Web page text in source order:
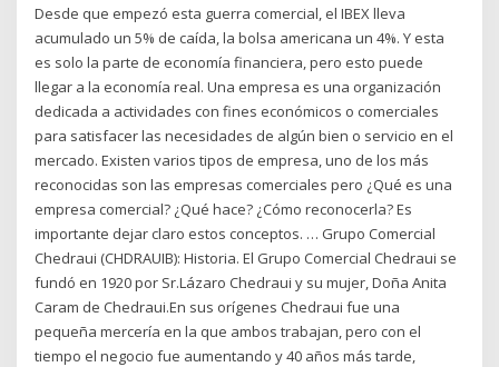
Desde que empezó esta guerra comercial, el IBEX lleva
acumulado un 5% de caída, la bolsa americana un 4%. Y esta
es solo la parte de economía financiera, pero esto puede
llegar a la economía real. Una empresa es una organización
dedicada a actividades con fines económicos o comerciales
para satisfacer las necesidades de algún bien o servicio en el
mercado. Existen varios tipos de empresa, uno de los más
reconocidas son las empresas comerciales pero ¿Qué es una
empresa comercial? ¿Qué hace? ¿Cómo reconocerla? Es
importante dejar claro estos conceptos. … Grupo Comercial
Chedraui (CHDRAUIB): Historia. El Grupo Comercial Chedraui se
fundó en 1920 por Sr.Lázaro Chedraui y su mujer, Doña Anita
Caram de Chedraui.En sus orígenes Chedraui fue una
pequeña mercería en la que ambos trabajan, pero con el
tiempo el negocio fue aumentando y 40 años más tarde,